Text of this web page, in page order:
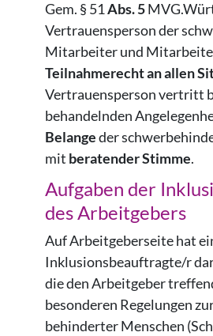
Gem. § 51Abs. 5
Vertrauensperson der
Mitarbeiter und
Teilnahmerecht an allen
Vertrauensperson vertritt
behandelnden
Belangeder
mit beratender Stimme.
Aufgaben der
des Arbeitgebers
Auf Arbeitgeberseite hat
Inklusionsbeauftragte/r
die den Arbeitgeber
besonderen Regelungen
behinderter Menschen